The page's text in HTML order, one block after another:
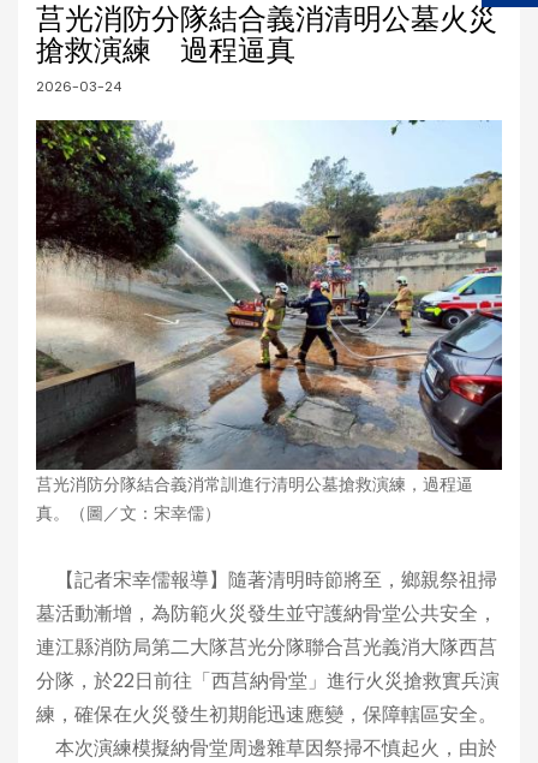
莒光消防分隊結合義消清明公墓火災
搶救演練 過程逼真
2026-03-24
莒光消防分隊結合義消常訓進行清明公墓搶救演練，過程逼
真。（圖／文：宋幸儒）
【記者宋幸儒報導】隨著清明時節將至，鄉親祭祖掃
墓活動漸增，為防範火災發生並守護納骨堂公共安全，
連江縣消防局第二大隊莒光分隊聯合莒光義消大隊西莒
分隊，於22日前往「西莒納骨堂」進行火災搶救實兵演
練，確保在火災發生初期能迅速應變，保障轄區安全。
本次演練模擬納骨堂周邊雜草因祭掃不慎起火，由於